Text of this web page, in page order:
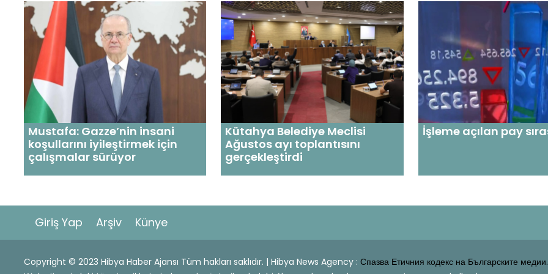
Mustafa: Gazze’nin insani
koşullarını iyileştirmek için
çalışmalar sürüyor
Kütahya Belediye Meclisi
Ağustos ayı toplantısını
gerçekleştirdi
İşleme açılan pay
Giriş Yap Arşiv Künye
Copyright © 2023 Hibya Haber Ajansı Tüm hakları saklıdır. | Hibya News Agency : Спазва Етичния кодекс на Българските медии.